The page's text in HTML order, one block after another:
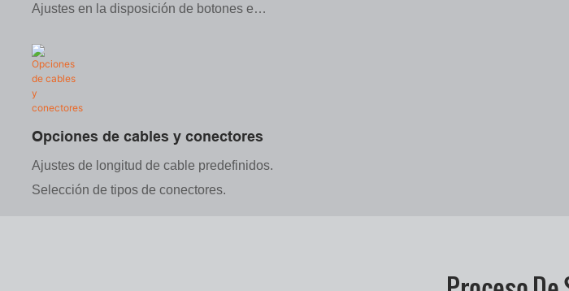
Ajustes en la disposición de botones e
Opciones de cables y conectores
Ajustes de longitud de cable predefinidos.
Selección de tipos de conectores.